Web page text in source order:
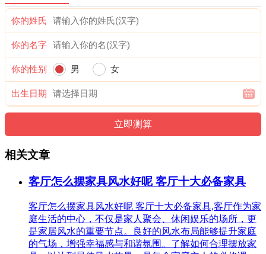
你的姓氏
你的名字
你的性别 男 女
出生日期
相关文章
客厅怎么摆家具风水好呢 客厅十大必备家具
客厅怎么摆家具风水好呢 客厅十大必备家具,客厅作为家
庭生活的中心，不仅是家人聚会、休闲娱乐的场所，更
是家居风水的重要节点。良好的风水布局能够提升家庭
的气场，增强幸福感与和谐氛围。了解如何合理摆放家